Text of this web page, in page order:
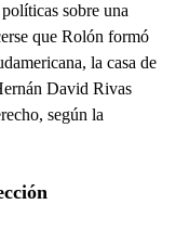
sobre una
que Rolón formó
la casa de
David Rivas
según la